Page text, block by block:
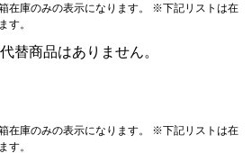
在庫のみの表示になります。 ※下記リストは在
す。
替商品はありません。
在庫のみの表示になります。 ※下記リストは在
す。